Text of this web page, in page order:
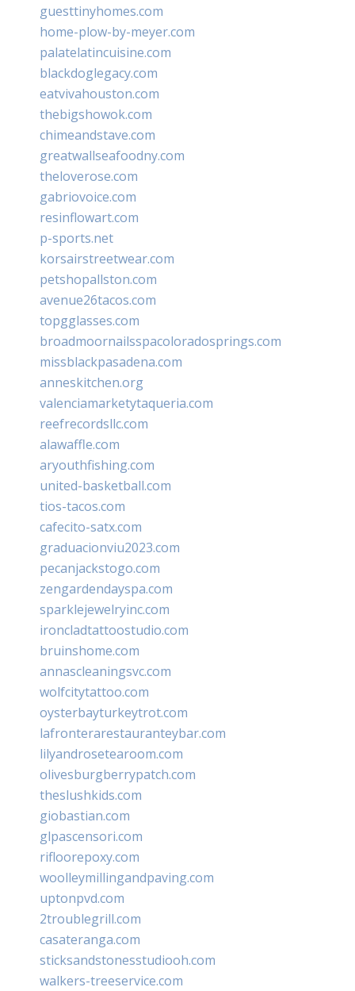
guesttinyhomes.com
home-plow-by-meyer.com
palatelatincuisine.com
blackdoglegacy.com
eatvivahouston.com
thebigshowok.com
chimeandstave.com
greatwallseafoodny.com
theloverose.com
gabriovoice.com
resinflowart.com
p-sports.net
korsairstreetwear.com
petshopallston.com
avenue26tacos.com
topgglasses.com
broadmoornailsspacoloradosprings.com
missblackpasadena.com
anneskitchen.org
valenciamarketytaqueria.com
reefrecordsllc.com
alawaffle.com
aryouthfishing.com
united-basketball.com
tios-tacos.com
cafecito-satx.com
graduacionviu2023.com
pecanjackstogo.com
zengardendayspa.com
sparklejewelryinc.com
ironcladtattoostudio.com
bruinshome.com
annascleaningsvc.com
wolfcitytattoo.com
oysterbayturkeytrot.com
lafronterarestauranteybar.com
lilyandrosetearoom.com
olivesburgberrypatch.com
theslushkids.com
giobastian.com
glpascensori.com
rifloorepoxy.com
woolleymillingandpaving.com
uptonpvd.com
2troublegrill.com
casateranga.com
sticksandstonesstudiooh.com
walkers-treeservice.com